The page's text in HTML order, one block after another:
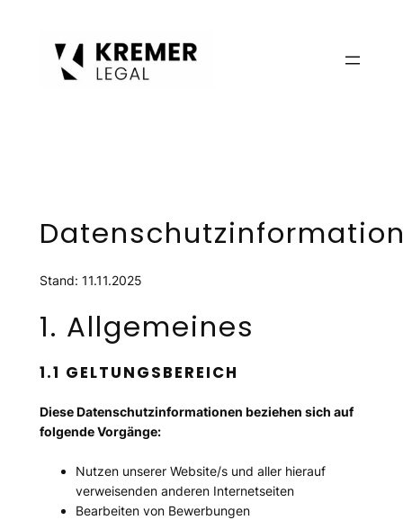
Stand: 11.11.2025
1. Allgemeines
1.1 GELTUNGSBEREICH
Diese Datenschutzinformationen beziehen sich auf
folgende Vorgänge:
Nutzen unserer Website/s und aller hierauf
verweisenden anderen Internetseiten
Bearbeiten von Bewerbungen